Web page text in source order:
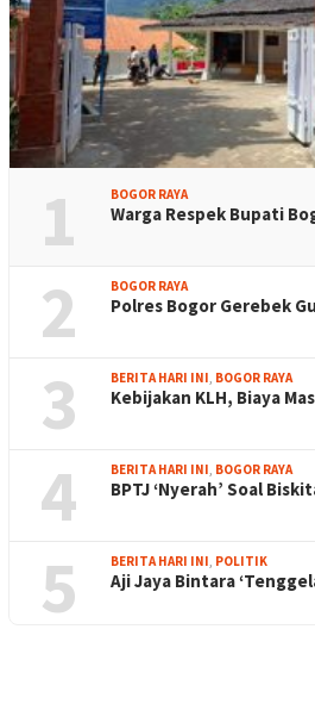
1 BOGOR RAYA
Warga Respek Bupati
2 BOGOR RAYA
Polres Bogor Gerebek
3 BERITA HARI INI, BOGOR RAYA
Kebijakan KLH, Biaya
4 BERITA HARI INI, BOGOR RAYA
BPTJ ‘Nyerah’ Soal
5 BERITA HARI INI, POLITIK
Aji Jaya Bintara